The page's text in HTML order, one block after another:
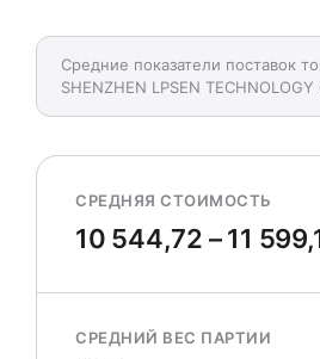
Средние показатели поставок
SHENZHEN LPSEN TECHNOLOGY
СРЕДНЯЯ СТОИМОСТЬ
10 544,72 – 11
СРЕДНИЙ ВЕС ПАРТИИ